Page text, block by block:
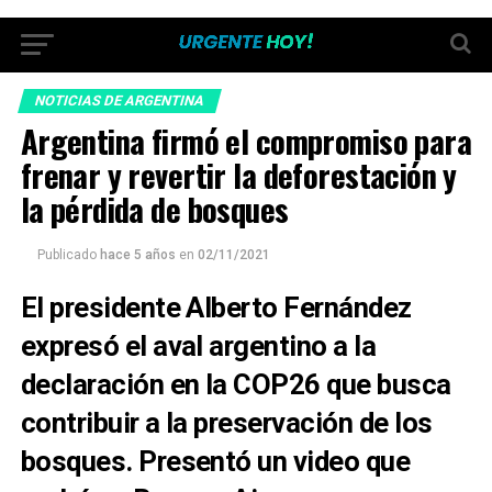
NOTICIAS DE ARGENTINA
Argentina firmó el compromiso para
frenar y revertir la deforestación y
la pérdida de bosques
Publicado hace 5 años en 02/11/2021
El presidente Alberto Fernández
expresó el aval argentino a la
declaración en la COP26 que busca
contribuir a la preservación de los
bosques. Presentó un video que